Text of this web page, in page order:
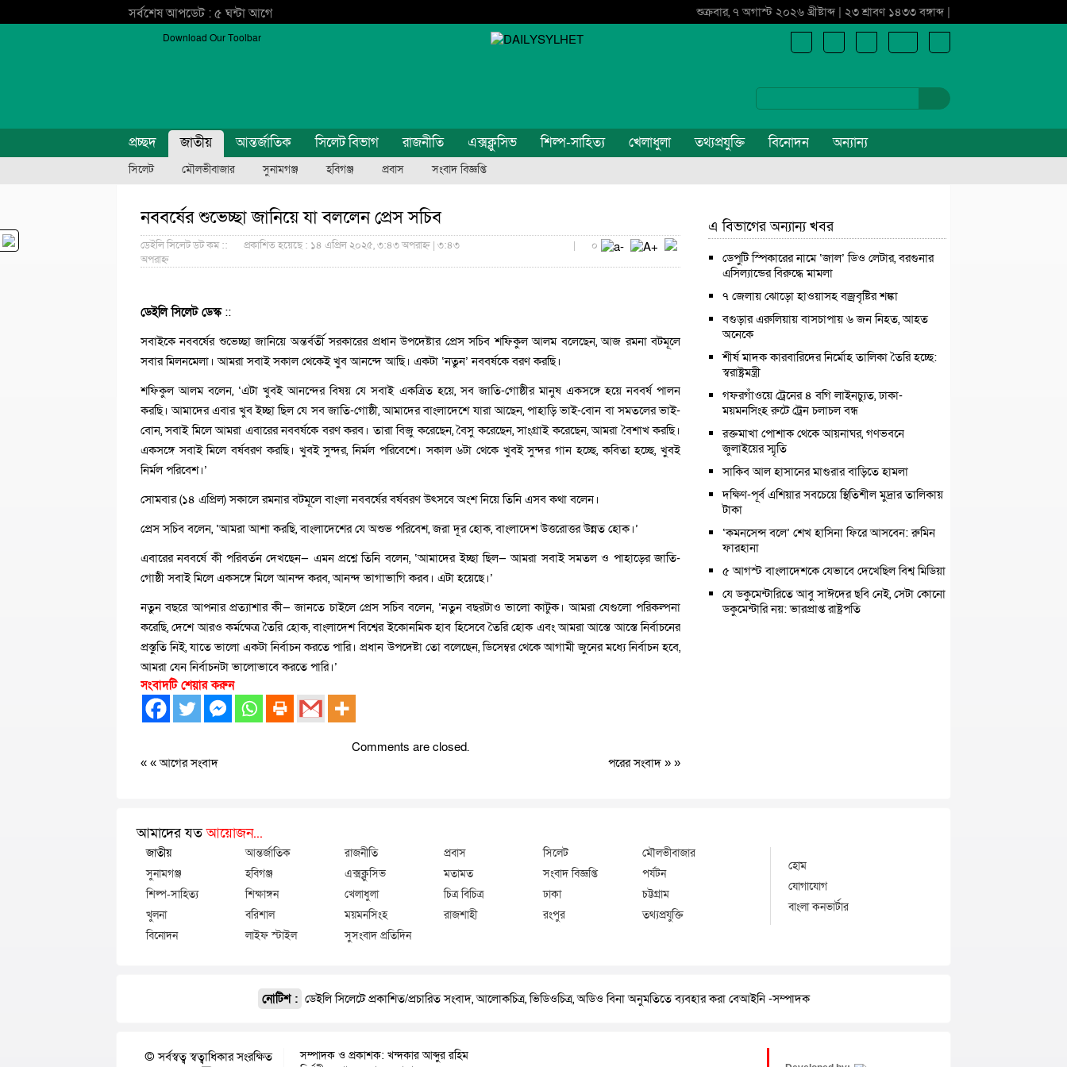
সর্বশেষ আপডেট : ৫ ঘন্টা আগে শুক্রবার, ৭ অগাস্ট ২০২৬ খ্রীষ্টাব্দ | ২৩ শ্রাবণ ১৪৩৩ বঙ্গাব্দ |
Download Our Toolbar
প্রচ্ছদ জাতীয় আন্তর্জাতিক সিলেট বিভাগ রাজনীতি এক্সক্লুসিভ শিল্প-সাহিত্য খেলাধুলা তথ্যপ্রযুক্তি বিনোদন অন্যান্য
সিলেট মৌলভীবাজার সুনামগঞ্জ হবিগঞ্জ প্রবাস সংবাদ বিজ্ঞপ্তি
নববর্ষের শুভেচ্ছা জানিয়ে যা বললেন প্রেস সচিব
ডেইলি সিলেট ডট কম ::
প্রকাশিত হয়েছে : ১৪ এপ্রিল ২০২৫, ৩:৪৩ অপরাহ্ন | ৩:৪৩
অপরাহ্ন
| ০
ডেইলি সিলেট ডেস্ক::
সবাইকে নববর্ষের শুভেচ্ছা জানিয়ে অন্তর্বর্তী সরকারের প্রধান উপদেষ্টার প্রেস সচিব শফিকুল আলম বলেছেন, আজ রমনা বটমূলে
সবার মিলনমেলা। আমরা সবাই সকাল থেকেই খুব আনন্দে আছি। একটা ‘নতুন’ নববর্ষকে বরণ করছি।
শফিকুল আলম বলেন, ‘এটা খুবই আনন্দের বিষয় যে সবাই একত্রিত হয়ে, সব জাতি-গোষ্ঠীর মানুষ একসঙ্গে হয়ে নববর্ষ পালন
করছি। আমাদের এবার খুব ইচ্ছা ছিল যে সব জাতি-গোষ্ঠী, আমাদের বাংলাদেশে যারা আছেন, পাহাড়ি ভাই-বোন বা সমতলের ভাই-
বোন, সবাই মিলে আমরা এবারের নববর্ষকে বরণ করব। তারা বিজু করেছেন, বৈসু করেছেন, সাংগ্রাই করেছেন, আমরা বৈশাখ করছি।
একসঙ্গে সবাই মিলে বর্ষবরণ করছি। খুবই সুন্দর, নির্মল পরিবেশে। সকাল ৬টা থেকে খুবই সুন্দর গান হচ্ছে, কবিতা হচ্ছে, খুবই
নির্মল পরিবেশ।’
সোমবার (১৪ এপ্রিল) সকালে রমনার বটমূলে বাংলা নববর্ষের বর্ষবরণ উৎসবে অংশ নিয়ে তিনি এসব কথা বলেন।
প্রেস সচিব বলেন, ‘আমরা আশা করছি, বাংলাদেশের যে অশুভ পরিবেশ, জরা দূর হোক, বাংলাদেশ উত্তরোত্তর উন্নত হোক।’
এবারের নববর্ষে কী পরিবর্তন দেখছেন— এমন প্রশ্নে তিনি বলেন, ‘আমাদের ইচ্ছা ছিল— আমরা সবাই সমতল ও পাহাড়ের জাতি-
গোষ্ঠী সবাই মিলে একসঙ্গে মিলে আনন্দ করব, আনন্দ ভাগাভাগি করব। এটা হয়েছে।’
নতুন বছরে আপনার প্রত্যাশার কী— জানতে চাইলে প্রেস সচিব বলেন, ‘নতুন বছরটাও ভালো কাটুক। আমরা যেগুলো পরিকল্পনা
করেছি, দেশে আরও কর্মক্ষেত্র তৈরি হোক, বাংলাদেশ বিশ্বের ইকোনমিক হাব হিসেবে তৈরি হোক এবং আমরা আস্তে আস্তে নির্বাচনের
প্রস্তুতি নিই, যাতে ভালো একটা নির্বাচন করতে পারি। প্রধান উপদেষ্টা তো বলেছেন, ডিসেম্বর থেকে আগামী জুনের মধ্যে নির্বাচন হবে,
আমরা যেন নির্বাচনটা ভালোভাবে করতে পারি।’
সংবাদটি শেয়ার করুন
Comments are closed.
« «আগের সংবাদ পরের সংবাদ » »
এ বিভাগের অন্যান্য খবর
ডেপুটি স্পিকারের নামে ‘জাল’ ডিও লেটার, বরগুনার
এসিল্যান্ডের বিরুদ্ধে মামলা
৭ জেলায় ঝোড়ো হাওয়াসহ বজ্রবৃষ্টির শঙ্কা
বগুড়ার এরুলিয়ায় বাসচাপায় ৬ জন নিহত, আহত
অনেকে
শীর্ষ মাদক কারবারিদের নির্মোহ তালিকা তৈরি হচ্ছে:
স্বরাষ্ট্রমন্ত্রী
গফরগাঁওয়ে ট্রেনের ৪ বগি লাইনচ্যুত, ঢাকা-
ময়মনসিংহ রুটে ট্রেন চলাচল বন্ধ
রক্তমাখা পোশাক থেকে আয়নাঘর, গণভবনে
জুলাইয়ের স্মৃতি
সাকিব আল হাসানের মাগুরার বাড়িতে হামলা
দক্ষিণ-পূর্ব এশিয়ার সবচেয়ে স্থিতিশীল মুদ্রার তালিকায়
টাকা
‘কমনসেন্স বলে’ শেখ হাসিনা ফিরে আসবেন: রুমিন
ফারহানা
৫ আগস্ট বাংলাদেশকে যেভাবে দেখেছিল বিশ্ব মিডিয়া
যে ডকুমেন্টারিতে আবু সাঈদের ছবি নেই, সেটা কোনো
ডকুমেন্টারি নয়: ভারপ্রাপ্ত রাষ্ট্রপতি
আমাদের যতআয়োজন...
জাতীয় আন্তর্জাতিক রাজনীতি প্রবাস সিলেট
মৌলভীবাজার
সুনামগঞ্জ
হবিগঞ্জ এক্সক্লুসিভ মতামত সংবাদ বিজ্ঞপ্তি
পর্যটন
শিল্প-সাহিত্য
শিক্ষাঙ্গন খেলাধুলা চিত্র বিচিত্র ঢাকা
চট্টগ্রাম
খুলনা
বরিশাল ময়মনসিংহ রাজশাহী রংপুর
তথ্যপ্রযুক্তি
বিনোদন
লাইফ স্টাইল সুসংবাদ প্রতিদিন
হোম
যোগাযোগ
বাংলা কনভার্টার
নোটিশ : ডেইলি সিলেটে প্রকাশিত/প্রচারিত সংবাদ, আলোকচিত্র, ভিডিওচিত্র, অডিও বিনা অনুমতিতে ব্যবহার করা বেআইনি -সম্পাদক
© সর্বস্বত্ব স্বত্বাধিকার সংরক্ষিত
সম্পাদক ও প্রকাশক: খন্দকার আব্দুর রহিম